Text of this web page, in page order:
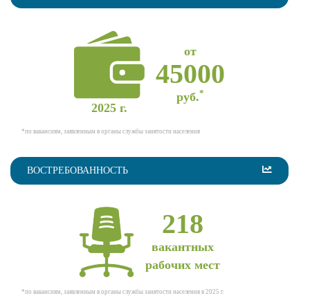
2025 г.
от
45000
руб.*
*по вакансиям, заявленным в органы службы занятости населения
ВОСТРЕБОВАННОСТЬ
218
вакантных
рабочих мест
*по вакансиям, заявленным в органы службы занятости населения в 2025 г.